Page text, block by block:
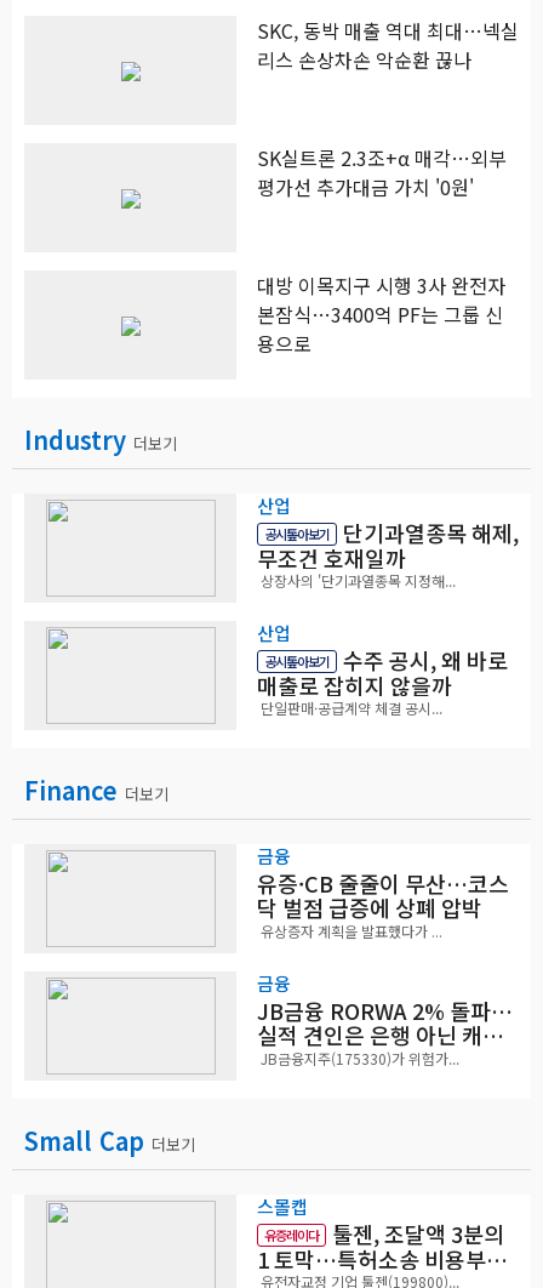
SKC, 동박 매출 역대 최대…넥실
리스 손상차손 악순환 끊나
SK실트론 2.3조+α 매각…외부
평가선 추가대금 가치 '0원'
대방 이목지구 시행 3사 완전자
본잠식…3400억 PF는 그룹 신
용으로
Industry 더보기
산업
공시톺아보기 단기과열종목 해제,
무조건 호재일까
상장사의 '단기과열종목 지정해...
산업
공시톺아보기 수주 공시, 왜 바로
매출로 잡히지 않을까
단일판매·공급계약 체결 공시...
Finance 더보기
금융
유증·CB 줄줄이 무산…코스
닥 벌점 급증에 상폐 압박
유상증자 계획을 발표했다가 ...
금융
JB금융 RORWA 2% 돌파…
실적 견인은 은행 아닌 캐피
탈
JB금융지주(175330)가 위험가...
Small Cap 더보기
스몰캡
유증레이다 툴젠, 조달액 3분의
1 토막…특허소송 비용부터
유전자교정 기업 툴젠(199800)...